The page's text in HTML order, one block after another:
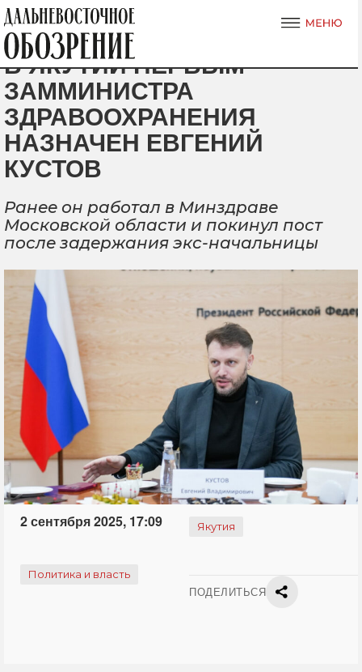
В ЯКУТИИ ПЕРВЫМ
ЗАММИНИСТРА
ЗДРАВООХРАНЕНИЯ
НАЗНАЧЕН ЕВГЕНИЙ
КУСТОВ
Ранее он работал в Минздраве
Московской области и покинул пост
после задержания экс-начальницы
2 сентября 2025, 17:09 Якутия
Политика и власть
ПОДЕЛИТЬСЯ